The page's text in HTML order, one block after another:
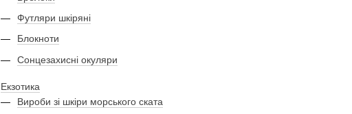
Футляри шкіряні
Блокноти
Сонцезахисні окуляри
Екзотика
Вироби зі шкіри морського ската